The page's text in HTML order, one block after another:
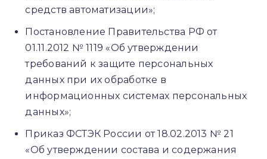
средств автоматизации»;
Постановление Правительства РФ от
01.11.2012 № 1119 «Об утверждении
требований к защите персональных
данных при их обработке в
информационных системах персональных
данных»;
Приказ ФСТЭК России от 18.02.2013 № 21
«Об утверждении состава и содержания